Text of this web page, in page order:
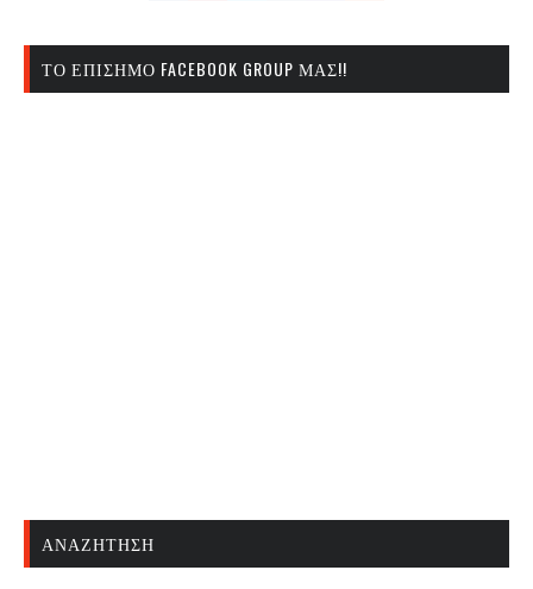
ΤΟ ΕΠΊΣΗΜΟ FACEBOOK GROUP ΜΑΣ!!
ΑΝΑΖΉΤΗΣΗ